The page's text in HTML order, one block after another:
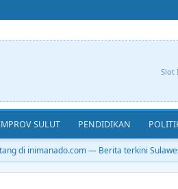
Slot
SULUT PENDIDIKAN
di inimanado.com — Berita terkini Sulawesi